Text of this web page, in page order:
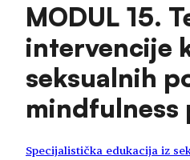
MODUL 15.
intervencije
seksualnih
mindfulness
Specijalistička edukacija iz